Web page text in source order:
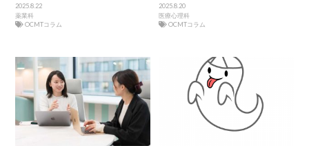
2025.8.22
薬業科
OCMTコラム
2025.8.20
医療心理科
OCMTコラム